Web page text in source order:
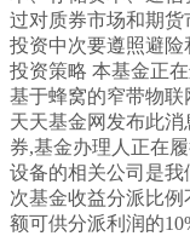
过对质券市场和期
投资中次要遵照避
投资策略 本基金正
基于蜂窝的窄带物联
天天基金网发布此
券,基金办理人正在
设备的相关公司是
次基金收益分派比
额可供分派利润的